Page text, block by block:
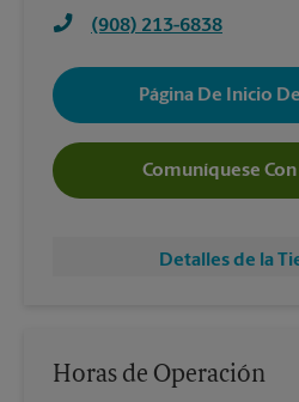
(908) 213-6838
Página De Inicio
Comuníquese
Detalles de la
Horas de Operación